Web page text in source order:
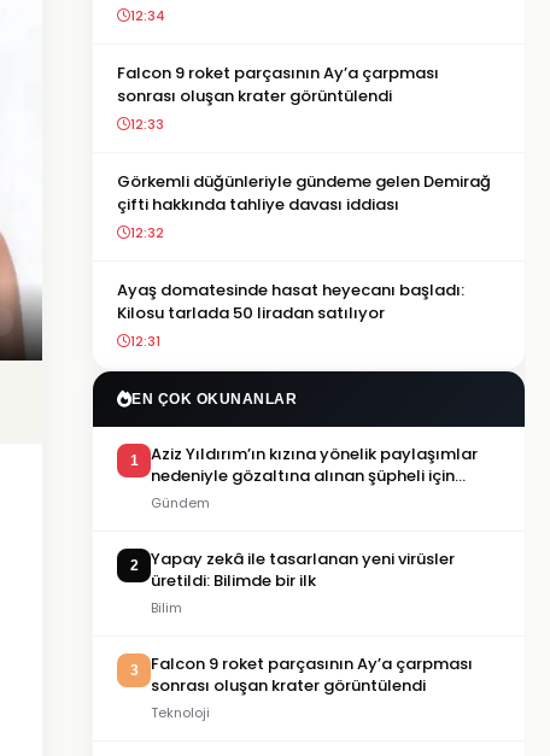
12:34
Falcon 9 roket parçasının Ay’a çarpması
sonrası oluşan krater görüntülendi
12:33
Görkemli düğünleriyle gündeme gelen Demirağ
çifti hakkında tahliye davası iddiası
12:32
Ayaş domatesinde hasat heyecanı başladı:
Kilosu tarlada 50 liradan satılıyor
12:31
EN ÇOK OKUNANLAR
1
Aziz Yıldırım’ın kızına yönelik paylaşımlar
nedeniyle gözaltına alınan şüpheli için
tutuklama talebi
Gündem
2
Yapay zekâ ile tasarlanan yeni virüsler
üretildi: Bilimde bir ilk
Bilim
3
Falcon 9 roket parçasının Ay’a çarpması
sonrası oluşan krater görüntülendi
Teknoloji